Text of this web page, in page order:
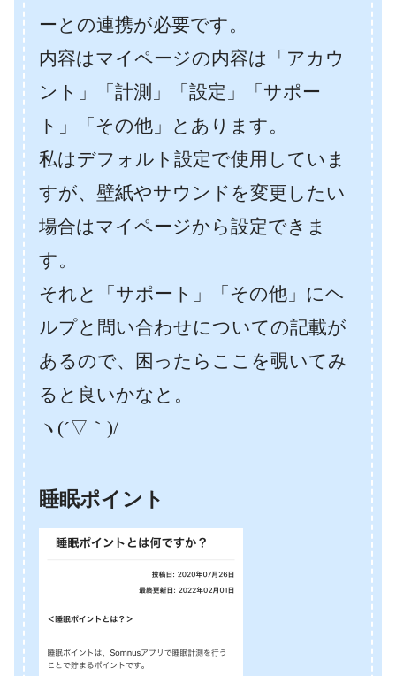
ーとの連携が必要です。
内容はマイページの内容は「アカウ
ント」「計測」「設定」「サポー
ト」「その他」とあります。
私はデフォルト設定で使用していま
すが、壁紙やサウンドを変更したい
場合はマイページから設定できま
す。
それと「サポート」「その他」にヘ
ルプと問い合わせについての記載が
あるので、困ったらここを覗いてみ
ると良いかなと。
ヽ(´▽｀)/
睡眠ポイント